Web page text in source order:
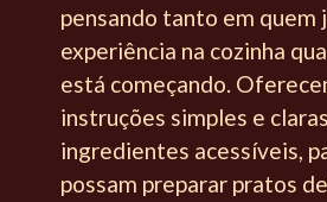
pensando tanto em quem
experiência na cozinha
está começando.
instruções simples e
ingredientes acessíveis,
possam preparar pratos